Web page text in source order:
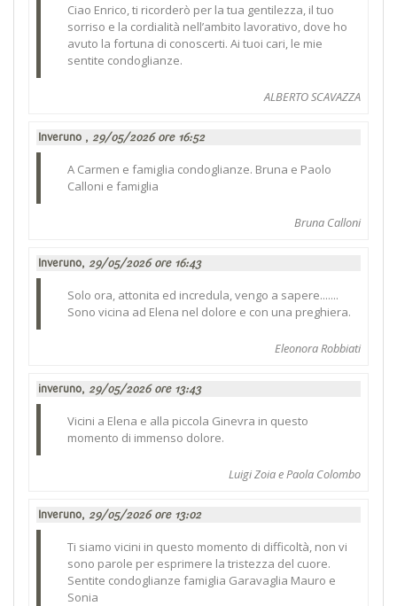
Ciao Enrico, ti ricorderò per la tua gentilezza, il tuo
sorriso e la cordialità nell’ambito lavorativo, dove ho
avuto la fortuna di conoscerti. Ai tuoi cari, le mie
sentite condoglianze.
ALBERTO SCAVAZZA
Inveruno , 29/05/2026 ore 16:52
A Carmen e famiglia condoglianze. Bruna e Paolo
Calloni e famiglia
Bruna Calloni
Inveruno, 29/05/2026 ore 16:43
Solo ora, attonita ed incredula, vengo a sapere.......
Sono vicina ad Elena nel dolore e con una preghiera.
Eleonora Robbiati
inveruno, 29/05/2026 ore 13:43
Vicini a Elena e alla piccola Ginevra in questo
momento di immenso dolore.
Luigi Zoia e Paola Colombo
Inveruno, 29/05/2026 ore 13:02
Ti siamo vicini in questo momento di difficoltà, non vi
sono parole per esprimere la tristezza del cuore.
Sentite condoglianze famiglia Garavaglia Mauro e
Sonia